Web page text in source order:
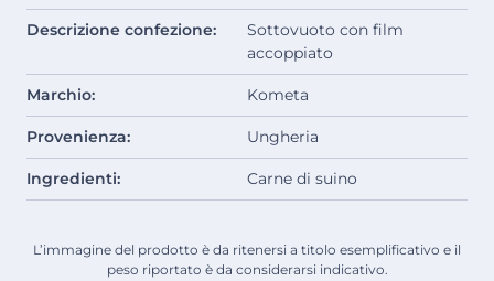
Descrizione confezione:
Sottovuoto con film
accoppiato
Marchio: Kometa
Provenienza: Ungheria
Ingredienti: Carne di suino
L’immagine del prodotto è da ritenersi a titolo esemplificativo e il
peso riportato è da considerarsi indicativo.